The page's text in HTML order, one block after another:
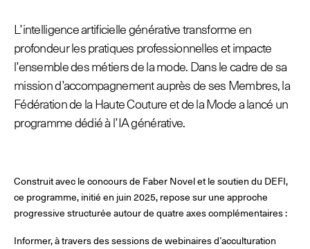
L’intelligence artificielle générative transforme en
profondeur les pratiques professionnelles et impacte
l’ensemble des métiers de la mode. Dans le cadre de sa
mission d’accompagnement auprès de ses Membres, la
Fédération de la Haute Couture et de la Mode a lancé un
programme dédié à l’IA générative.
Construit avec le concours de Faber Novel et le soutien du DEFI,
ce programme, initié en juin 2025, repose sur une approche
progressive structurée autour de quatre axes complémentaires :
Informer, à travers des sessions de webinaires d’acculturation
Le Calendrier Provisoire de la Mode Féminine Printemps/Été
SPHERE - Paris Fashion Week® Showroom
Podcast Catwalk Calling
Les Maisons
© Line Brusegan
Le Calendrier Définitif de la Haute Couture Automne/Hiver
2026-2027 est en ligne !
© Line Brusegan
© Tara Levy